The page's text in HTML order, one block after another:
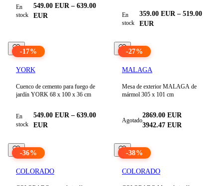
En
stock
549.00 EUR–639.00
EUR
En
stock
359.00 EUR–519.00
EUR
-17%
YORK
Cuenco de cemento para fuego de
jardín YORK 68 x 100 x 36 cm
En
stock
549.00 EUR–639.00
EUR
-27%
MALAGA
Mesa de exterior MALAGA de
mármol 305 x 101 cm
Agotado
2869.00 EUR
3942.47 EUR
-36%
COLORADO
-38%
COLORADO